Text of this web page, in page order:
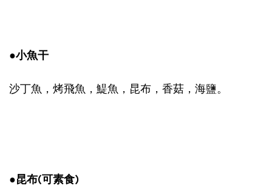
●小魚干
沙丁魚，烤飛魚，鯷魚，昆布，香菇，海鹽。
●昆布(可素食)